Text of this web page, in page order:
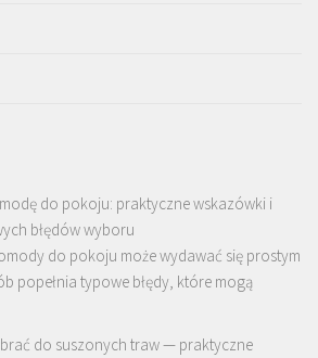
do pokoju: praktyczne wskazówki i
błędów wyboru
do pokoju może wydawać się prostym
popełnia typowe błędy, które mogą
do suszonych traw — praktyczne